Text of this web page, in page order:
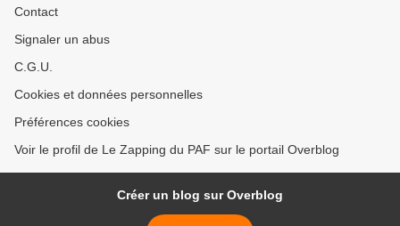
Contact
Signaler un abus
C.G.U.
Cookies et données personnelles
Préférences cookies
Voir le profil de Le Zapping du PAF sur le portail Overblog
Créer un blog sur Overblog